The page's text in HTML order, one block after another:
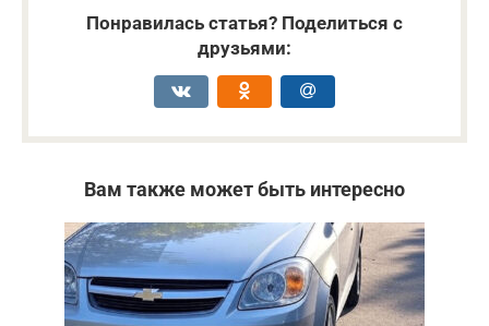
Понравилась статья? Поделиться с
друзьями:
Вам также может быть интересно